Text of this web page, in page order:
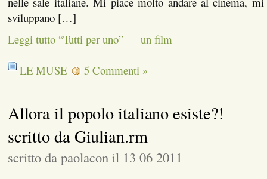
sviluppano […]
Leggi tutto “Tutti per uno” — un film
LE MUSE 5 Commenti »
Allora il popolo italiano esiste?!
scritto da Giulian.rm
scritto da paolacon il 13 06 2011